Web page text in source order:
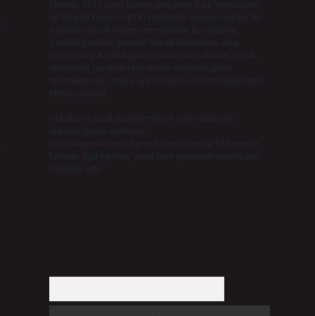
sitedeki içerikleri proaktif olarak denetleme veya
üyelerimiz yazdıkları içeriklerin sorumluluğunu
düşündüğünüz içerikleri,
halinde, ilgili içerikler yasal süre içerisinde sitemizden